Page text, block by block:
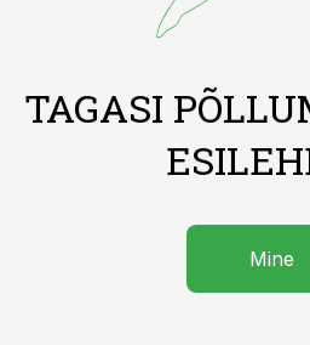
TAGASI
Mine